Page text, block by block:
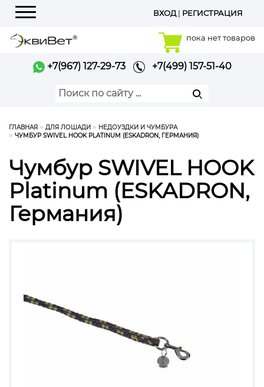
Меню
ВХОД| РЕГИСТРАЦИЯ
пока нет товаров
+7(967) 127-29-73 +7(499) 157-51-40
ГЛАВНАЯ ДЛЯ ЛОШАДИ
НЕДОУЗДКИ И ЧУМБУРА
ЧУМБУР SWIVEL HOOK PLATINUM (ESKADRON, ГЕРМАНИЯ)
Чумбур SWIVEL HOOK
Platinum (ESKADRON,
Германия)